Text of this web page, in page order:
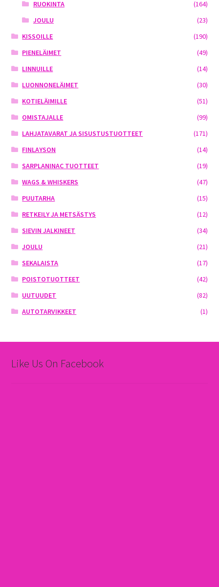
RUOKINTA
(164)
JOULU
(23)
KISSOILLE
(190)
PIENELÄIMET
(49)
LINNUILLE
(14)
LUONNONELÄIMET
(30)
KOTIELÄIMILLE
(51)
OMISTAJALLE
(99)
LAHJATAVARAT JA SISUSTUSTUOTTEET
(171)
FINLAYSON
(14)
SARPLANINAC TUOTTEET
(19)
WAGS & WHISKERS
(47)
PUUTARHA
(15)
RETKEILY JA METSÄSTYS
(12)
SIEVIN JALKINEET
(34)
JOULU
(21)
SEKALAISTA
(17)
POISTOTUOTTEET
(42)
UUTUUDET
(82)
AUTOTARVIKKEET
(1)
Like Us On Facebook